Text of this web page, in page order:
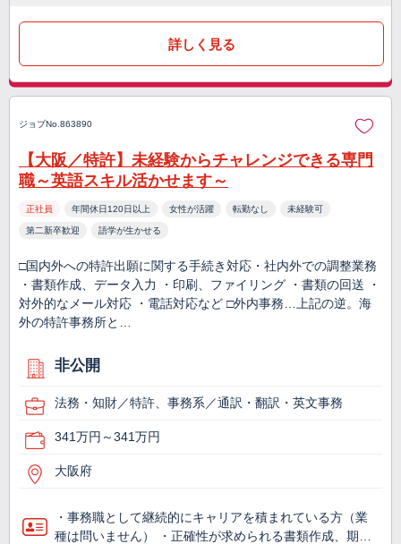
詳しく見る
ジョブNo.863890
【大阪／特許】未経験からチャレンジできる専門
職～英語スキル活かせます～
正社員 年間休日120日以上 女性が活躍 転勤なし 未経験可
第二新卒歓迎 語学が生かせる
□国内外への特許出願に関する手続き対応・社内外での調整業務
・書類作成、データ入力 ・印刷、ファイリング ・書類の回送 ・
対外的なメール対応 ・電話対応など □外内事務…上記の逆。海
外の特許事務所と…
非公開
法務・知財／特許、事務系／通訳・翻訳・英文事務
341万円～341万円
大阪府
・事務職として継続的にキャリアを積まれている方（業
種は問いません） ・正確性が求められる書類作成、期…